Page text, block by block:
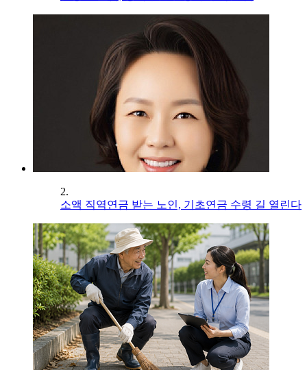
2.
소액 직역연금 받는 노인, 기초연금 수령 길 열린다